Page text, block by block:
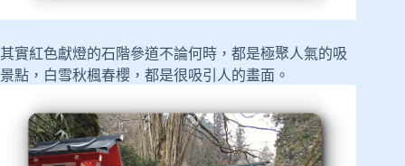
其實紅色獻燈的石階參道不論何時，都是極聚人氣的吸
景點，白雪秋楓春櫻，都是很吸引人的畫面。